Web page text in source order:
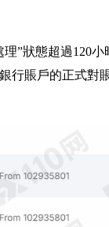
”狀態超過120
行賬戶的正式對